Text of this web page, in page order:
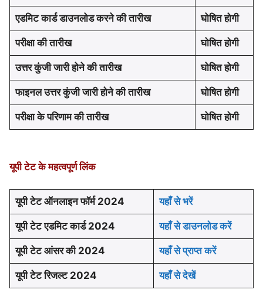
एडमिट कार्ड डाउनलोड करने की तारीख घोषित होगी
परीक्षा की तारीख घोषित होगी
उत्तर कुंजी जारी होने की तारीख घोषित होगी
फाइनल उत्तर कुंजी जारी होने की तारीख घोषित होगी
परीक्षा के परिणाम की तारीख घोषित होगी
यूपी टेट के महत्वपूर्ण लिंक
यूपी टेट ऑनलाइन फॉर्म 2024 यहाँ से भरें
यूपी टेट एडमिट कार्ड 2024 यहाँ से डाउनलोड करें
यूपी टेट आंसर की 2024 यहाँ से प्राप्त करें
यूपी टेट रिजल्ट 2024 यहाँ से देखें